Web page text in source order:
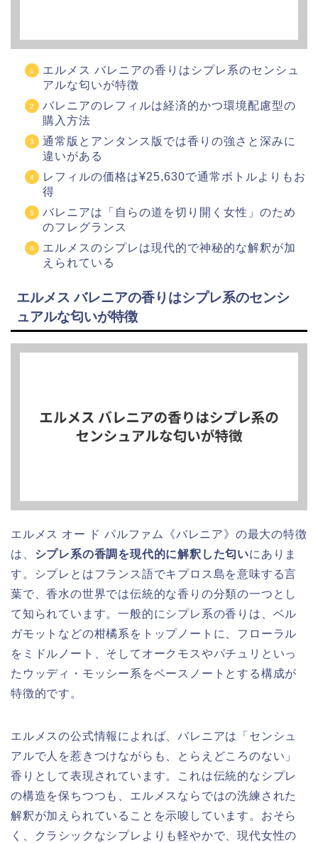
エルメス バレニアの香りはシプレ系のセンシュ
アルな匂いが特徴
バレニアのレフィルは経済的かつ環境配慮型の
購入方法
通常版とアンタンス版では香りの強さと深みに
違いがある
レフィルの価格は¥25,630で通常ボトルよりもお
得
バレニアは「自らの道を切り開く女性」のため
のフレグランス
エルメスのシプレは現代的で神秘的な解釈が加
えられている
エルメス バレニアの香りはシプレ系のセンシ
ュアルな匂いが特徴
エルメス オー ド パルファム《バレニア》の最大の特徴
は、 シプレ系の香調を現代的に解釈した匂いにありま
す。シプレとはフランス語でキプロス島を意味する言
葉で、香水の世界では伝統的な香りの分類の一つとし
て知られています。一般的にシプレ系の香りは、ベル
ガモットなどの柑橘系をトップノートに、フローラル
をミドルノート、そしてオークモスやパチュリといっ
たウッディ・モッシー系をベースノートとする構成が
特徴的です。
エルメスの公式情報によれば、バレニアは「センシュ
アルで人を惹きつけながらも、とらえどころのない」
香りとして表現されています。これは伝統的なシプレ
の構造を保ちつつも、エルメスならではの洗練された
解釈が加えられていることを示唆しています。おそら
く、クラシックなシプレよりも軽やかで、現代女性の